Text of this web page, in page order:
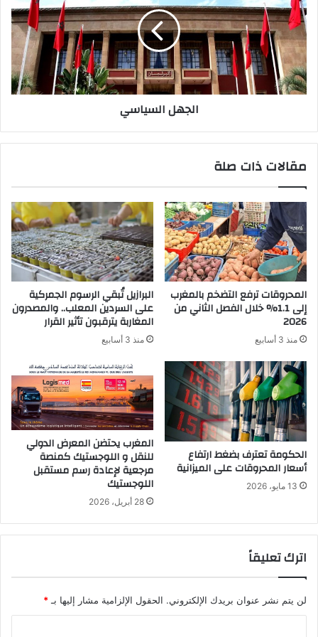
ت
ن
.
.
آ
ل
أ
ا
ر
ش
د
ن
ا
ر
ح
ا
ل
ل
م
ؤ
ا
ز
ر
س
د
أ
ط
ج
ه
ل
ا
ل
س
ي
الجهل السياسي
مقالات ذات صلة
المحروقات ترفع التضخم بالمغرب
إلى 1.1% خلال الفصل الثاني من
2026
منذ 3 أسابيع
البرازيل تُبقي الرسوم الجمركية
على السردين المعلب.. والمصدرون
المغاربة يترقبون تأثير القرار
منذ 3 أسابيع
الحكومة تعترف بضغط ارتفاع
أسعار المحروقات على الميزانية
13 مايو، 2026
المغرب يحتضن المعرض الدولي
للنقل و اللوجستيك كمنصة
مرجعية لإعادة رسم مستقبل
اللوجستيك
28 أبريل، 2026
اترك تعليقاً
لن يتم نشر عنوان بريدك الإلكتروني. الحقول الإلزامية مشار إليها بـ *